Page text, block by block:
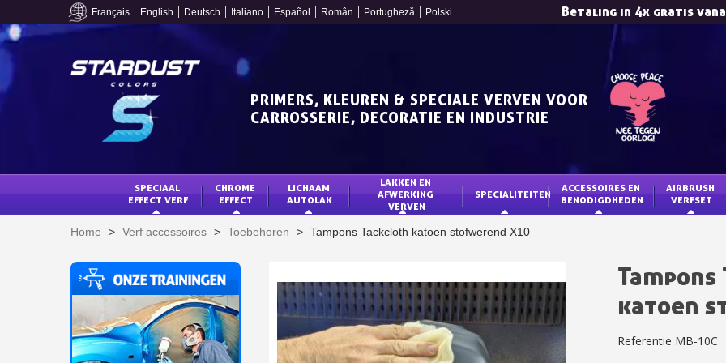
Français English Deutsch Italiano Español Român Portugheză Polski Betaling in 4x gratis
Schrijf je in voor
Je online offerte
Deel je creaties en
Verzamel
PRIMERS, KLEUREN & SPECIALE VERVEN VOOR
CARROSSERIE, DECORATIE EN INDUSTRIE
SPECIAAL
EFFECT VERF
CHROME
EFFECT
LICHAAM
AUTOLAK
LAKKEN EN
AFWERKING
VERVEN
SPECIALITEITEN
ACCESSOIRES EN
BENODIGDHEDEN
AIRBRUSH
VERFSET
Home > Verf accessoires > Toebehoren > Tampons Tackcloth katoen stofwerend X10
katoen
Referentie MB-10C